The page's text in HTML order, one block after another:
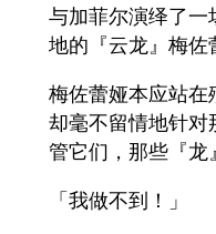
与加菲尔演绎了一
地的『云龙』梅佐
梅佐蕾娅本应站在
却毫不留情地针对
管它们，那些『龙
「我做不到！」